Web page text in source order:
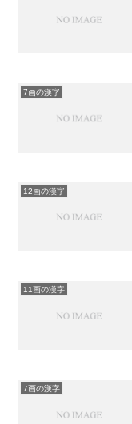
7画の漢字
12画の漢字
11画の漢字
7画の漢字